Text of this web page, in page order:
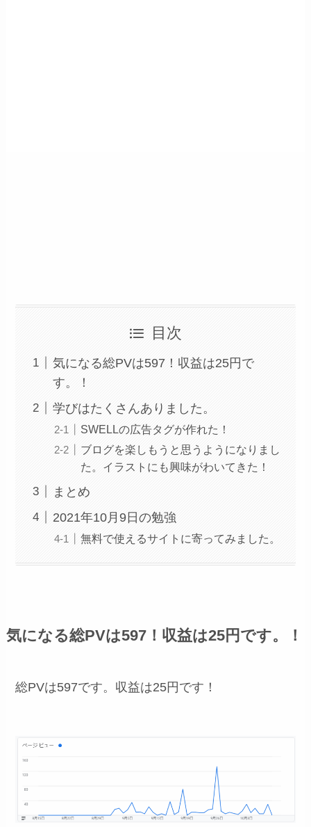
目次
気になる総PVは597！収益は25円で
す。！
学びはたくさんありました。
SWELLの広告タグが作れた！
ブログを楽しもうと思うようになりまし
た。イラストにも興味がわいてきた！
まとめ
2021年10月9日の勉強
無料で使えるサイトに寄ってみました。
気になる総PVは597！収益は25円です。！
総PVは597です。収益は25円です！